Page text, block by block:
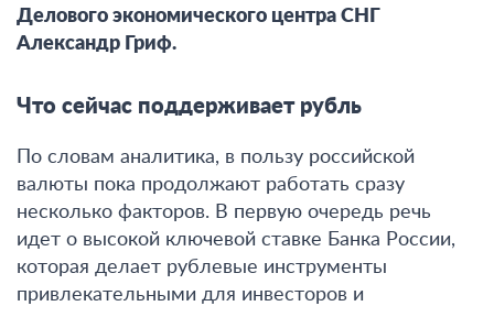
Делового экономического центра СНГ
Александр Гриф.
Что сейчас поддерживает рубль
По словам аналитика, в пользу российской
валюты пока продолжают работать сразу
несколько факторов. В первую очередь речь
идет о высокой ключевой ставке Банка России,
которая делает рублевые инструменты
привлекательными для инвесторов и